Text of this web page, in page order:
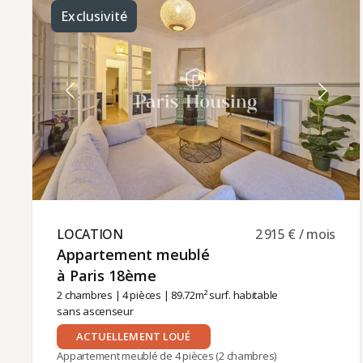
charges comprises (100 euros).La gestion locative
est assurée par Paris‑Housing, garantissant un
accompagnement professionnel et fiable tout au
long de votre séjour.
Exclusivité
LOCATION ​
Appartement meublé
à Paris 18ème ​
2 chambres | 4 pièces | 89.72m² surf. habitable
sans ascenseur
2 915 € / mois
ACTUELLEMENT LOUÉ
Appartement meublé de 4 pièces (2 chambres)